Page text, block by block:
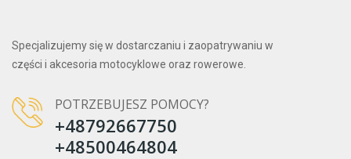
Specjalizujemy się w dostarczaniu i zaopatrywaniu w
części i akcesoria motocyklowe oraz rowerowe.
POTRZEBUJESZ POMOCY?
+48792667750
+48500464804